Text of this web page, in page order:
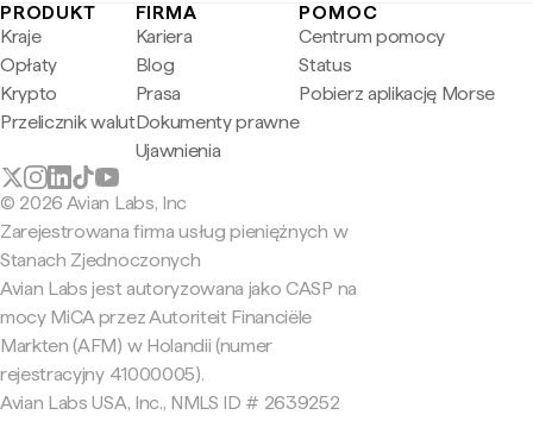
PRODUKT
Kraje
Opłaty
Krypto
Przelicznik walut
FIRMA
Kariera
Blog
Prasa
Dokumenty prawne
Ujawnienia
POMOC
Centrum pomocy
Status
Pobierz aplikację Morse
© 2026 Avian Labs, Inc
Zarejestrowana firma usług pieniężnych w
Stanach Zjednoczonych
Avian Labs jest autoryzowana jako CASP na
mocy MiCA przez Autoriteit Financiële
Markten (AFM) w Holandii (numer
rejestracyjny 41000005).
Avian Labs USA, Inc., NMLS ID # 2639252